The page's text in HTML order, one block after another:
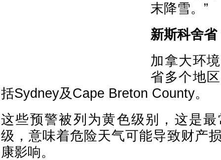
末降雪。”
新斯科舍省
加拿大环
省多个地
括Sydney及Cape Breton County。
这些预警被列为黄色级别，这是
级，意味着危险天气可能导致财产
康影响。